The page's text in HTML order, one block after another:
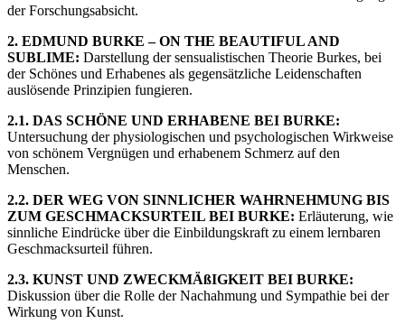
der Forschungsabsicht.
2. EDMUND BURKE – ON THE BEAUTIFUL AND
SUBLIME: Darstellung der sensualistischen Theorie Burkes, bei
der Schönes und Erhabenes als gegensätzliche Leidenschaften
auslösende Prinzipien fungieren.
2.1. DAS SCHÖNE UND ERHABENE BEI BURKE:
Untersuchung der physiologischen und psychologischen Wirkweise
von schönem Vergnügen und erhabenem Schmerz auf den
Menschen.
2.2. DER WEG VON SINNLICHER WAHRNEHMUNG BIS
ZUM GESCHMACKSURTEIL BEI BURKE: Erläuterung, wie
sinnliche Eindrücke über die Einbildungskraft zu einem lernbaren
Geschmacksurteil führen.
2.3. KUNST UND ZWECKMÄßIGKEIT BEI BURKE:
Diskussion über die Rolle der Nachahmung und Sympathie bei der
Wirkung von Kunst.